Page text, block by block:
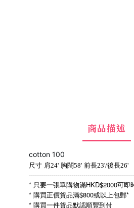
商品描述
cotton 100
尺寸 肩24' 胸闊58' 前長23'/後長26'
* 只要一張單購物滿HKD$2000可
* 購買正價貨品滿$800或以上包郵*
* 購買一件貨品默認順豐到付